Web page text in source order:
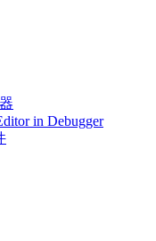
in Debugger